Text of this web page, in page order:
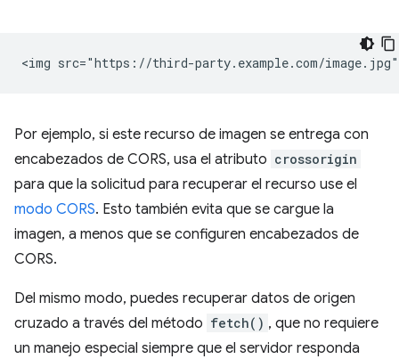
Por ejemplo, si este recurso de imagen se entrega con
encabezados de CORS, usa el atributo crossorigin
para que la solicitud para recuperar el recurso use el
modo CORS. Esto también evita que se cargue la
imagen, a menos que se configuren encabezados de
CORS.
Del mismo modo, puedes recuperar datos de origen
cruzado a través del método fetch() , que no requiere
un manejo especial siempre que el servidor responda